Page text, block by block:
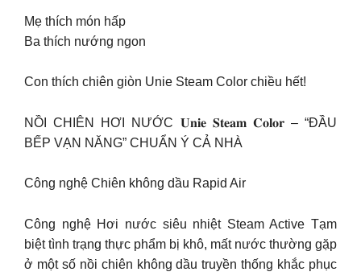
Mẹ thích món hấp
Ba thích nướng ngon
Con thích chiên giòn Unie Steam Color chiều hết!
NỒI CHIÊN HƠI NƯỚC 𝐔𝐧𝐢𝐞 𝐒𝐭𝐞𝐚𝐦 𝐂𝐨𝐥𝐨𝐫 – “ĐẦU
BẾP VẠN NĂNG” CHUẨN Ý CẢ NHÀ
Công nghệ Chiên không dầu Rapid Air
Công nghệ Hơi nước siêu nhiệt Steam Active Tạm
biệt tình trạng thực phẩm bị khô, mất nước thường gặp
ở một số nồi chiên không dầu truyền thống khắc phục